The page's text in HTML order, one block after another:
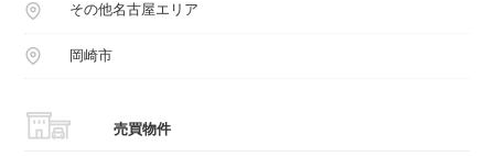
その他名古屋エリア
岡崎市
売買物件